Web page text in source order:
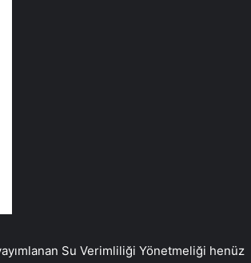
Su Verimliliği Yönetmeliği henüz